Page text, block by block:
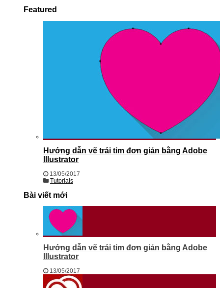
Featured
Hướng dẫn vẽ trái tim đơn giản bằng Adobe
Illustrator
13/05/2017
Tutorials
Bài viết mới
Hướng dẫn vẽ trái tim đơn giản bằng Adobe
Illustrator
13/05/2017